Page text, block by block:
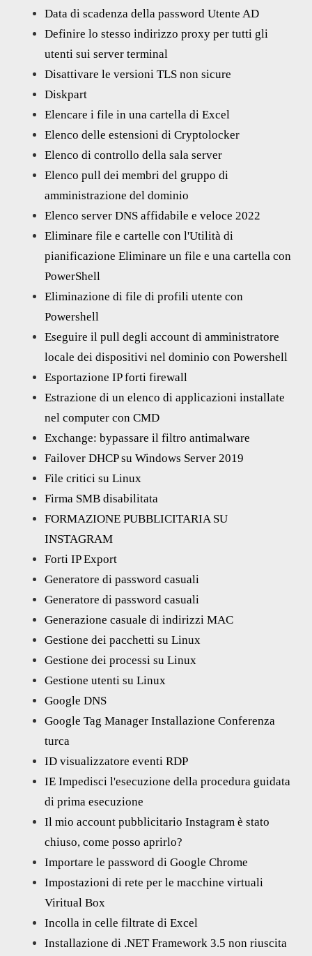
Data di scadenza della password Utente AD
Definire lo stesso indirizzo proxy per tutti gli
utenti sui server terminal
Disattivare le versioni TLS non sicure
Diskpart
Elencare i file in una cartella di Excel
Elenco delle estensioni di Cryptolocker
Elenco di controllo della sala server
Elenco pull dei membri del gruppo di
amministrazione del dominio
Elenco server DNS affidabile e veloce 2022
Eliminare file e cartelle con l'Utilità di
pianificazione Eliminare un file e una cartella con
PowerShell
Eliminazione di file di profili utente con
Powershell
Eseguire il pull degli account di amministratore
locale dei dispositivi nel dominio con Powershell
Esportazione IP forti firewall
Estrazione di un elenco di applicazioni installate
nel computer con CMD
Exchange: bypassare il filtro antimalware
Failover DHCP su Windows Server 2019
File critici su Linux
Firma SMB disabilitata
FORMAZIONE PUBBLICITARIA SU
INSTAGRAM
Forti IP Export
Generatore di password casuali
Generatore di password casuali
Generazione casuale di indirizzi MAC
Gestione dei pacchetti su Linux
Gestione dei processi su Linux
Gestione utenti su Linux
Google DNS
Google Tag Manager Installazione Conferenza
turca
ID visualizzatore eventi RDP
IE Impedisci l'esecuzione della procedura guidata
di prima esecuzione
Il mio account pubblicitario Instagram è stato
chiuso, come posso aprirlo?
Importare le password di Google Chrome
Impostazioni di rete per le macchine virtuali
Viritual Box
Incolla in celle filtrate di Excel
Installazione di .NET Framework 3.5 non riuscita